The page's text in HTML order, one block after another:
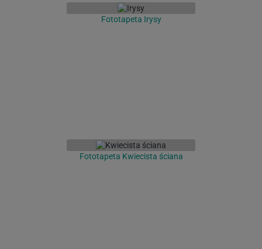
Fototapeta Irysy
Fototapeta Kwiecista ściana